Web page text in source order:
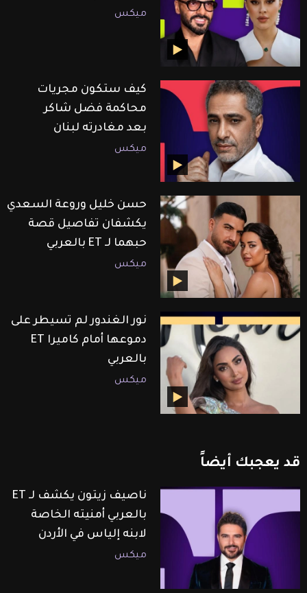
ميكس
كيف ستكون مجريات
محاكمة فضل شاكر
بعد مغادرته لبنان
ميكس
حسن خليل وروعة السعدي
يكشفان تفاصيل قصة
حبهما لـ ET بالعربي
ميكس
نور الغندور لم تسيطر على
دموعها أمام كاميرا ET
بالعربي
ميكس
قد يعجبك أيضاً
ناصيف زيتون يكشف لـ ET
بالعربي أمنيته الخاصة
لابنه إلياس في الأردن
ميكس